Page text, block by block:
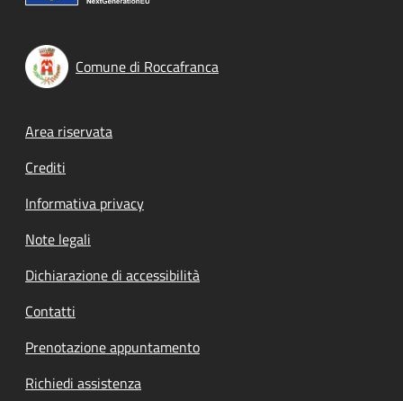
Comune di Roccafranca
Footer menu
Area riservata
Crediti
Informativa privacy
Note legali
Dichiarazione di accessibilità
Contatti
Prenotazione appuntamento
Richiedi assistenza